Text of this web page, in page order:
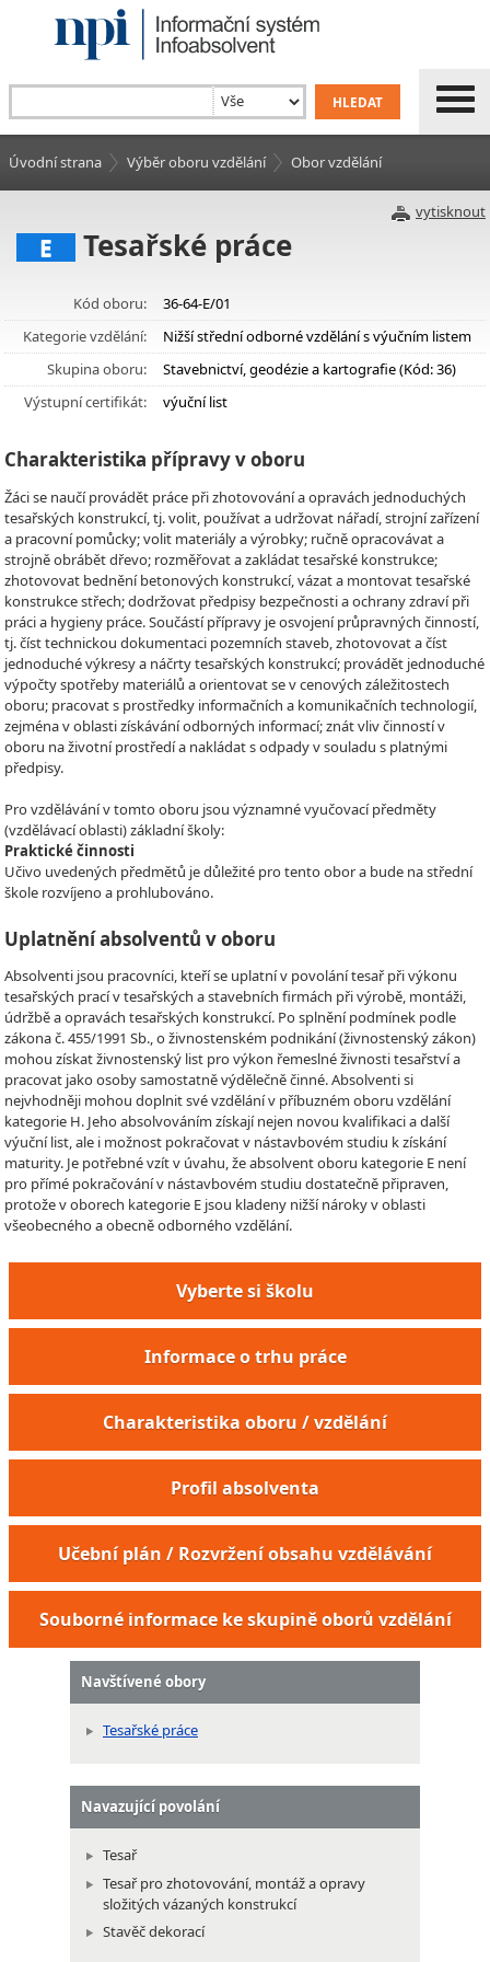
Úvodní strana Výběr oboru vzdělání Obor vzdělání
vytisknout
E Tesařské práce
Kód oboru:
36-64-E/01
Kategorie vzdělání:
Nižší střední odborné vzdělání s výučním listem
Skupina oboru:
Stavebnictví, geodézie a kartografie (Kód: 36)
Výstupní certifikát:
výuční list
Charakteristika přípravy v oboru
Žáci se naučí provádět práce při zhotovování a opravách jednoduchých
tesařských konstrukcí, tj. volit, používat a udržovat nářadí, strojní zařízení
a pracovní pomůcky; volit materiály a výrobky; ručně opracovávat a
strojně obrábět dřevo; rozměřovat a zakládat tesařské konstrukce;
zhotovovat bednění betonových konstrukcí, vázat a montovat tesařské
konstrukce střech; dodržovat předpisy bezpečnosti a ochrany zdraví při
práci a hygieny práce. Součástí přípravy je osvojení průpravných činností,
tj. číst technickou dokumentaci pozemních staveb, zhotovovat a číst
jednoduché výkresy a náčrty tesařských konstrukcí; provádět jednoduché
výpočty spotřeby materiálů a orientovat se v cenových záležitostech
oboru; pracovat s prostředky informačních a komunikačních technologií,
zejména v oblasti získávání odborných informací; znát vliv činností v
oboru na životní prostředí a nakládat s odpady v souladu s platnými
předpisy.
Pro vzdělávání v tomto oboru jsou významné vyučovací předměty
(vzdělávací oblasti) základní školy:
Praktické činnosti
Učivo uvedených předmětů je důležité pro tento obor a bude na střední
škole rozvíjeno a prohlubováno.
Uplatnění absolventů v oboru
Absolventi jsou pracovníci, kteří se uplatní v povolání tesař při výkonu
tesařských prací v tesařských a stavebních firmách při výrobě, montáži,
údržbě a opravách tesařských konstrukcí. Po splnění podmínek podle
zákona č. 455/1991 Sb., o živnostenském podnikání (živnostenský zákon)
mohou získat živnostenský list pro výkon řemeslné živnosti tesařství a
pracovat jako osoby samostatně výdělečně činné. Absolventi si
nejvhodněji mohou doplnit své vzdělání v příbuzném oboru vzdělání
kategorie H. Jeho absolvováním získají nejen novou kvalifikaci a další
výuční list, ale i možnost pokračovat v nástavbovém studiu k získání
maturity. Je potřebné vzít v úvahu, že absolvent oboru kategorie E není
pro přímé pokračování v nástavbovém studiu dostatečně připraven,
protože v oborech kategorie E jsou kladeny nižší nároky v oblasti
všeobecného a obecně odborného vzdělání.
Vyberte si školu
Informace o trhu práce
Charakteristika oboru / vzdělání
Profil absolventa
Učební plán / Rozvržení obsahu vzdělávání
Souborné informace ke skupině oborů vzdělání
Navštívené obory
Tesařské práce
Navazující povolání
Tesař
Tesař pro zhotovování, montáž a opravy
složitých vázaných konstrukcí
Stavěč dekorací